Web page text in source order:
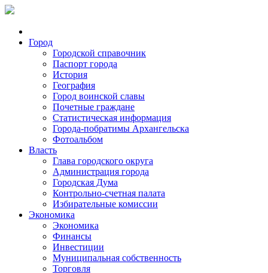
Город
Городской справочник
Паспорт города
История
География
Город воинской славы
Почетные граждане
Статистическая информация
Города-побратимы Архангельска
Фотоальбом
Власть
Глава городского округа
Администрация города
Городская Дума
Контрольно-счетная палата
Избирательные комиссии
Экономика
Экономика
Финансы
Инвестиции
Муниципальная собственность
Торговля